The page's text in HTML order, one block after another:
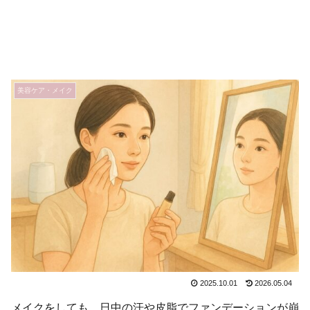
美容ケア・メイク
2025.10.01 2026.05.04
メイクをしても、日中の汗や皮脂でファンデーションが崩